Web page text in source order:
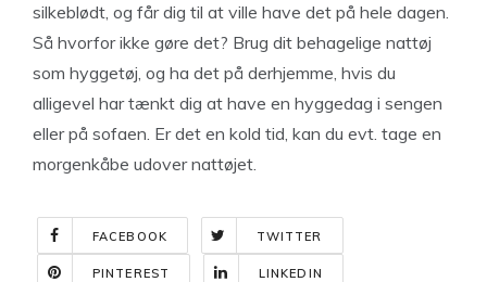
silkeblødt, og får dig til at ville have det på hele dagen.
Så hvorfor ikke gøre det? Brug dit behagelige nattøj
som hyggetøj, og ha det på derhjemme, hvis du
alligevel har tænkt dig at have en hyggedag i sengen
eller på sofaen. Er det en kold tid, kan du evt. tage en
morgenkåbe udover nattøjet.
FACEBOOK TWITTER
PINTEREST LINKEDIN